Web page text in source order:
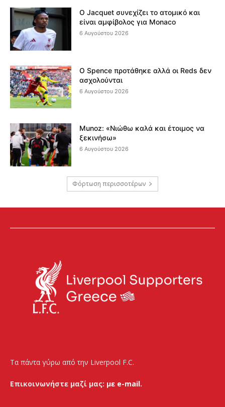
Ο Jacquet συνεχίζει το ατομικό και
είναι αμφίβολος για Monaco
6 Αυγούστου 2026
Ο Spence προτάθηκε αλλά οι Reds δεν
ασχολούνται
6 Αυγούστου 2026
Munoz: «Νιώθω καλά και έτοιμος να
ξεκινήσω»
6 Αυγούστου 2026
Φόρτωση περισσοτέρων
Τα πάντα γύρω από την Liverpool F.C.
Επικοινωνήστε μαζί μας: με e-mail.